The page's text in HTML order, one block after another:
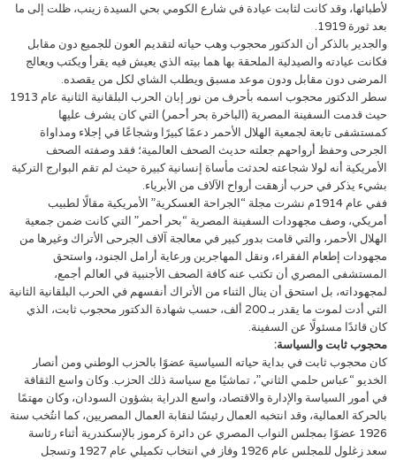
لأطبائها، وقد كانت لثابت عيادة في شارع الكومي بحي السيدة زينب، ظلت إلى ما
بعد ثورة 1919.
والجدير بالذكر أن الدكتور محجوب وهب حياته لتقديم العون للجميع دون مقابل
فكانت عيادته والصيدلية الملحقة بها هما بيته الذي يعيش فيه يقرأ ويكتب ويعالج
المرضى دون مقابل ودون موعد مسبق ويطلب الشاي لكل من يقصده.
سطر الدكتور محجوب اسمه بأحرف من نور إبان الحرب البلقانية الثانية عام 1913
حيث قدمت السفينة المصرية (الباخرة بحر أحمر) التي كان يشرف عليها
كمستشفى تابعة لجمعية الهلال الأحمر دعمًا كبيرًا وشجاعًا في إجلاء ومداواة
الجرحى وحفظ أرواحهم جعلته حديث الصحف العالمية؛ فقد وصفته الصحف
الأمريكية أنه لولا شجاعته لحدثت مأساة إنسانية كبيرة حيث لم تقم البوارج التركية
بشيء يذكر في حرب أزهقت أرواح الآلاف من الأبرياء.
ففي عام 1914م نشرت مجلة “الجراحة العسكرية” الأمريكية مقالًا لطبيب
أمريكي، وصف مجهودات السفينة المصرية “بحر أحمر” التي كانت ضمن جمعية
الهلال الأحمر، والتي قامت بدور كبير في معالجة آلاف الجرحى الأتراك وغيرها من
مجهودات إطعام الفقراء، ونقل المهاجرين ورعاية أرامل الجنود، واستحق
المستشفى المصري أن تكتب عنه كافة الصحف الأجنبية في العالم أجمع،
لمجهوداته، بل استحق أن ينال الثناء من الأتراك أنفسهم في الحرب البلقانية الثانية
التي أدت لموت ما يقدر بـ 200 ألف، حسب شهادة الدكتور محجوب ثابت، الذي
كان قائدًا مسئولًا عن السفينة.
محجوب ثابت والسياسة:
كان محجوب ثابت في بداية حياته السياسية عضوًا بالحزب الوطني ومن أنصار
الخديو “عباس حلمي الثاني”، تماشيًا مع سياسة ذلك الحزب. وكان واسع الثقافة
في أمور السياسة والإدارة والاقتصاد، واسع الدراية بشؤون السودان، وكان مهتمًا
بالحركة العمالية، وقد انتخبه العمال رئيسًا لنقابة العمال المصريين، كما انتُخب سنة
1926 عضوًا بمجلس النواب المصري عن دائرة كرموز بالإسكندرية أثناء رئاسة
سعد زغلول للمجلس عام 1926 وفاز في انتخاب تكميلي عام 1927 وتسجل